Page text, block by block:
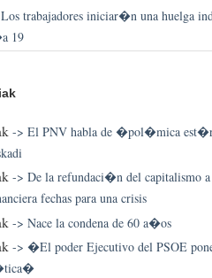
Los trabajadores iniciar�n una huelga
19
-> El PNV habla de �pol�mica
-> De la refundaci�n del capitalismo
fechas para una crisis
-> Nace la condena de 60 a�os
-> �El poder Ejecutivo del PSOE